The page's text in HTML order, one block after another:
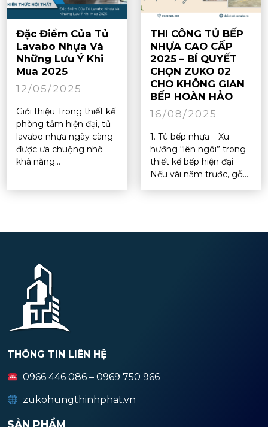
Đặc Điểm Của Tủ
Lavabo Nhựa Và
Những Lưu Ý Khi
Mua 2025
12/05/2025
Giới thiệu Trong thiết kế
phòng tắm hiện đại, tủ
lavabo nhựa ngày càng
được ưa chuộng nhờ
khả năng...
THI CÔNG TỦ BẾP
NHỰA CAO CẤP
2025 – BÍ QUYẾT
CHỌN ZUKO 02
CHO KHÔNG GIAN
BẾP HOÀN HẢO
16/08/2025
1. Tủ bếp nhựa – Xu
hướng “lên ngôi” trong
thiết kế bếp hiện đại
Nếu vài năm trước, gỗ...
THÔNG TIN LIÊN HỆ
0966 446 086 – 0969 750 966
zukohungthinhphat.vn